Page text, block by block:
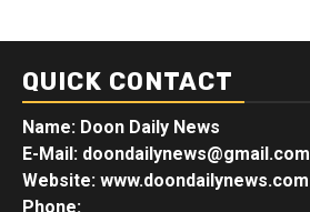
QUICK CONTACT
Name: Doon Daily News
E-Mail: doondailynews@gmail.com
Website: www.doondailynews.com
Phone: